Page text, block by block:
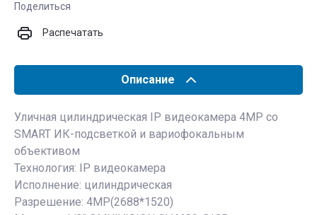
Поделиться
Распечатать
Описание
Уличная цилиндрическая IP видеокамера 4MP со
SMART ИК-подсветкой и вариофокальным
объективом
Технология: IP видеокамера
Исполнение: цилиндрическая
Разрешение: 4MP(2688*1520)